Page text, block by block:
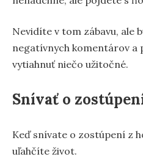
Nevidíte v tom zábavu, ale
negatívnych komentárov a
vytiahnuť niečo užitočné.
Snívať o
Keď snívate o zostúpení z
uľahčíte život.